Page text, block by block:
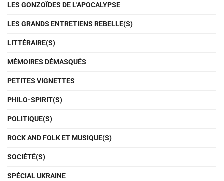
LES GONZOÏDES DE L'APOCALYPSE
LES GRANDS ENTRETIENS REBELLE(S)
LITTÉRAIRE(S)
MÉMOIRES DÉMASQUÉS
PETITES VIGNETTES
PHILO-SPIRIT(S)
POLITIQUE(S)
ROCK AND FOLK ET MUSIQUE(S)
SOCIÉTÉ(S)
SPÉCIAL UKRAINE